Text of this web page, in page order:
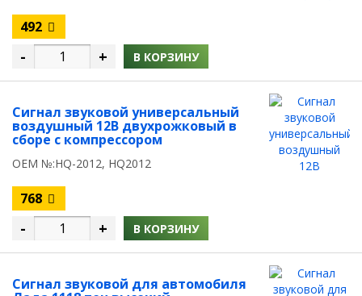
492
- + В КОРЗИНУ
Сигнал звуковой универсальный
воздушный 12В двухрожковый в
сборе с компрессором
OEM №:HQ-2012, HQ2012
768
- + В КОРЗИНУ
Сигнал звуковой для автомобиля